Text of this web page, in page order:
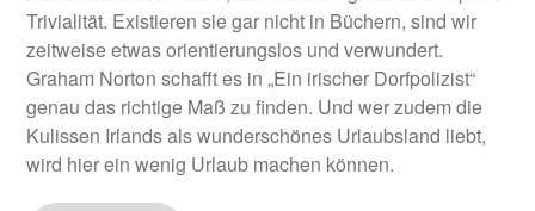
Trivialität. Existieren sie gar nicht in Büchern, sind wir
zeitweise etwas orientierungslos und verwundert.
Graham Norton schafft es in „Ein irischer Dorfpolizist“
genau das richtige Maß zu finden. Und wer zudem die
Kulissen Irlands als wunderschönes Urlaubsland liebt,
wird hier ein wenig Urlaub machen können.